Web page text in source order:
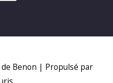
Benon | Propulsé par